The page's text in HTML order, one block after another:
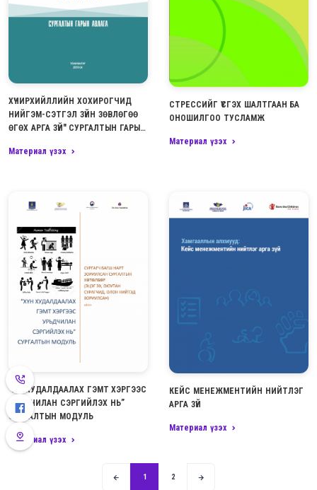
ХҮЧИРХИЙЛЛИЙН ХОХИРОГЧИД
НИЙГЭМ-СЭТГЭЛ ЗҮЙН ЗӨВЛӨГӨӨ
ӨГӨХ АРГА ЗҮЙ" СУРГАЛТЫН ГАРЫН
Материал үзэх
СТРЕССИЙГ ҮҮСГЭХ ШАЛТГААН БА
ОНОШИЛГОО ТУСЛАМЖ
Материал үзэх
“ХҮН ХУДАЛДААЛАХ ГЭМТ ХЭРГЭЭС
УРЬДЧИЛАН СЭРГИЙЛЭХ НЬ”
СУРГАЛТЫН МОДУЛЬ
Материал үзэх
КЕЙС МЕНЕЖМЕНТИЙН НИЙТЛЭГ
АРГА ЗҮЙ
Материал үзэх
1 2